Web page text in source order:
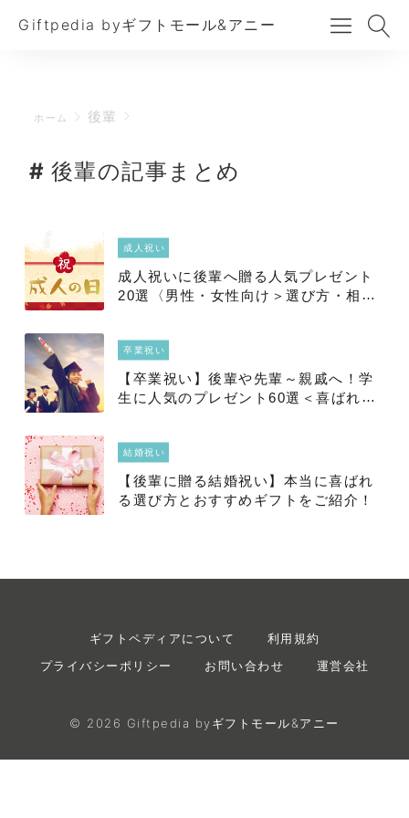
Giftpedia byギフトモール&アニー
ホーム 後輩
後輩の記事まとめ
成人祝い
成人祝いに後輩へ贈る人気プレゼント
20選〈男性・女性向け＞選び方・相場
卒業祝い
【卒業祝い】後輩や先輩～親戚へ！学
生に人気のプレゼント60選＜喜ばれる
結婚祝い
【後輩に贈る結婚祝い】本当に喜ばれ
る選び方とおすすめギフトをご紹介！
ギフトペディアについて
利用規約
プライバシーポリシー
お問い合わせ 運営会社
© 2026 Giftpedia byギフトモール&アニー